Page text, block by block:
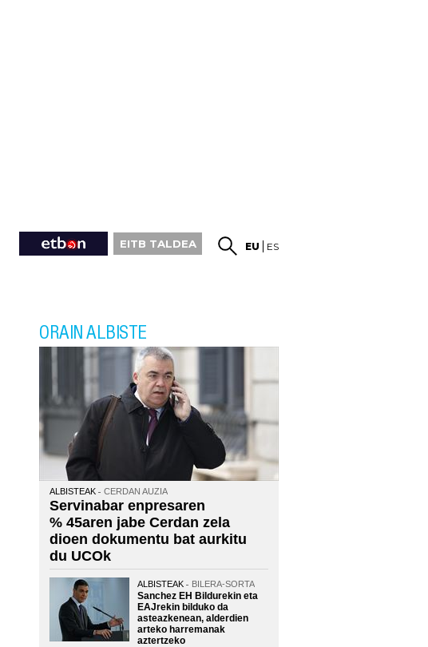
EITB TALDEA EU ES
ORAIN ALBISTE
ALBISTEAK CERDAN AUZIA
Servinabar enpresaren
% 45aren jabe Cerdan zela
dioen dokumentu bat aurkitu
du UCOk
ALBISTEAK BILERA-SORTA
Sanchez EH Bildurekin eta
EAJrekin bilduko da
asteazkenean, alderdien
arteko harremanak
aztertzeko